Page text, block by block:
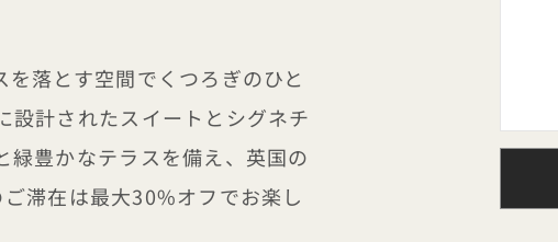
落とす空間でくつろぎのひと
設計されたスイートとシグネチ
緑豊かなテラスを備え、英国の
滞在は最大30%オフでお楽し